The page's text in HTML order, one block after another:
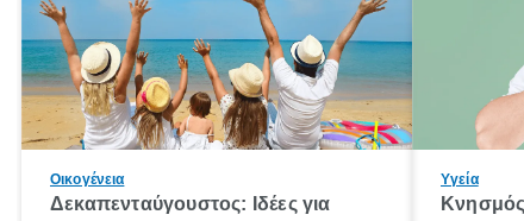
Οικογένεια
Δεκαπενταύγουστος: Ιδέες για
Υγεία